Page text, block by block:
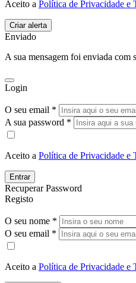
Aceito a Política de Privacidade e
Enviado
A sua mensagem foi enviada com
Login
O seu email *
A sua password *
Aceito a Política de Privacidade e
Entrar
Recuperar Password
Registo
O seu nome *
O seu email *
Aceito a Política de Privacidade e